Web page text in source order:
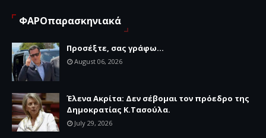
ΦΑΡΟπαρασκηνιακά
Προσέξτε, σας γράφω...
August 06, 2026
Έλενα Ακρίτα: Δεν σέβομαι τον πρόεδρο της
Δημοκρατίας Κ.Τασούλα.
July 29, 2026